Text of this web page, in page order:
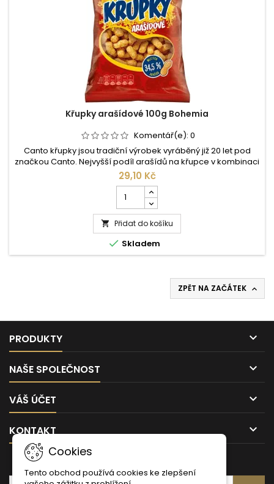
Křupky arašídové 100g Bohemia
Komentář(e): 0
Canto křupky jsou tradiční výrobek vyráběný již 20 let pod
značkou Canto. Nejvyšší podíl arašídů na křupce v kombinaci
s kvalitní kukuřicí a poctivou prací dotváří jedinečnost tohoto
produktu. Složení: Kukuřičná krupice, ARAŠÍDY loupané
pražené(33%), palmový olej, jedlá sůl (max.3%) ...
29,10 Kč
kusů
produktu
Křupky
arašídové
100g
Bohemia
 Přidat do košíku
 Skladem
ZPĚT NA ZAČÁTEK 
PRODUKTY 
NAŠE SPOLEČNOST 
VÁŠ ÚČET 
KONTAKT 
Cookies
Tento obchod používá cookies ke zlepšení